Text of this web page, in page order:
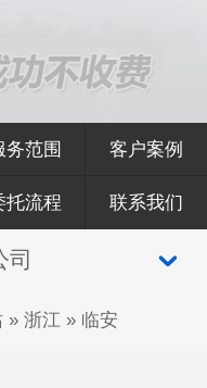
务范围 客户案例
托流程 联系我们
司
» 浙江» 临安